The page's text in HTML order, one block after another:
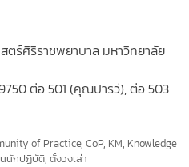
ร์ศิริราชพยาบาล มหาวิทยาลัย
ต่อ 501 (คุณปารวี), ต่อ 503
of Practice, CoP, KM, Knowledge
นักปฏิบัติ, ตั้งวงเล่า